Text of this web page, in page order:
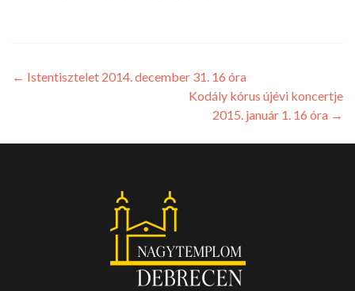
← Istentisztelet 2014. december 31. 16 óra
Kodály kórus újévi koncertje
2015. január 1. 16 óra →